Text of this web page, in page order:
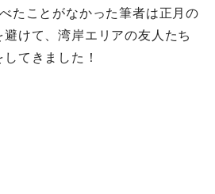
たことがなかった筆者は正月の
けて、湾岸エリアの友人たち
てきました！